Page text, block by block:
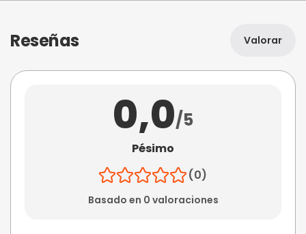
Reseñas Valorar
0,0/5
Pésimo
(0)
Basado en 0 valoraciones